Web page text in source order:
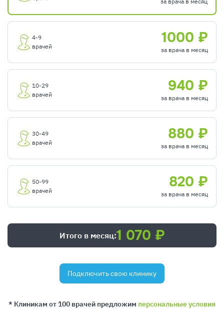
4-9
врачей
1000 ₽
за врача в месяц
10-29
врачей
940 ₽
за врача в месяц
30-49
врачей
880 ₽
за врача в месяц
50-99
врачей
820 ₽
за врача в месяц
Итого в месяц:1 070 ₽
Подключить свою клинику
* Клиникам от 100 врачей предложим персональные условия